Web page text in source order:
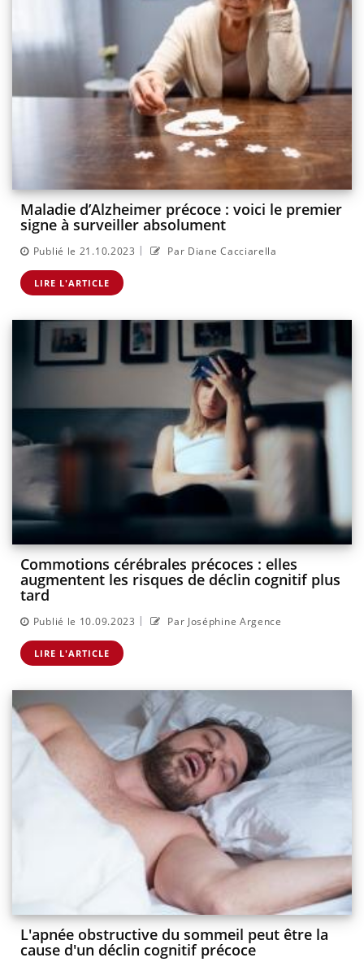
Maladie d’Alzheimer précoce : voici le premier
signe à surveiller absolument
Publié le 21.10.2023 | Par Diane Cacciarella
LIRE L'ARTICLE
Commotions cérébrales précoces : elles
augmentent les risques de déclin cognitif plus
tard
Publié le 10.09.2023 | Par Joséphine Argence
LIRE L'ARTICLE
L'apnée obstructive du sommeil peut être la
cause d'un déclin cognitif précoce